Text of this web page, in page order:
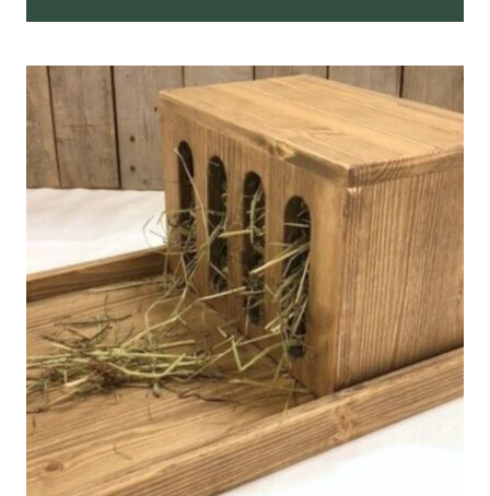
tuotteella
on
useampi
muunnelma.
Voit
tehdä
tuotteen
sivulla.